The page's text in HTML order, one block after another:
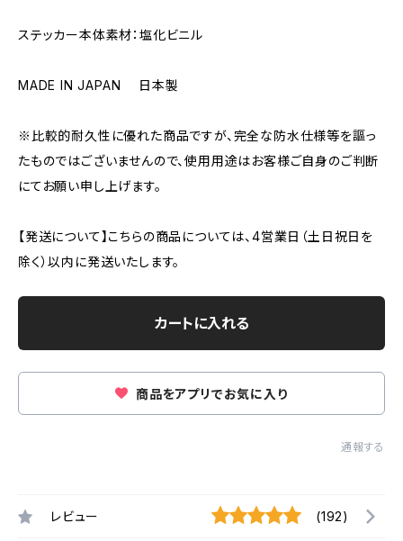
ステッカー本体素材：塩化ビニル
MADE IN JAPAN 日本製
※比較的耐久性に優れた商品ですが、完全な防水仕様等を謳っ
たものではございませんので、使用用途はお客様ご自身のご判断
にてお願い申し上げます。
【発送について】こちらの商品については、4営業日（土日祝日を
除く）以内に発送いたします。
カートに入れる
商品をアプリでお気に入り
通報する
レビュー (192)